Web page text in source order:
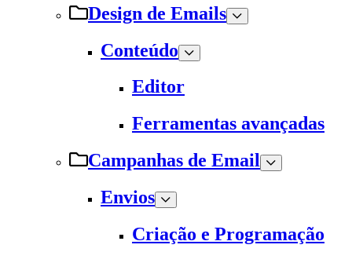
Design de Emails
Conteúdo
Editor
Ferramentas avançadas
Campanhas de Email
Envios
Criação e Programação